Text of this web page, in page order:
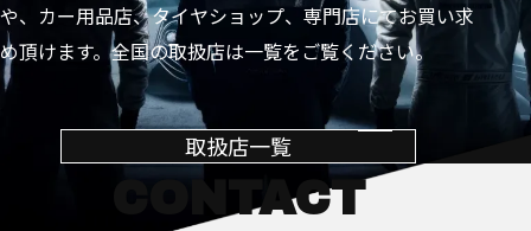
や、カー用品店、タイヤショップ、専門店にてお買い求
め頂けます。全国の取扱店は一覧をご覧ください。
取扱店一覧
CONTACT